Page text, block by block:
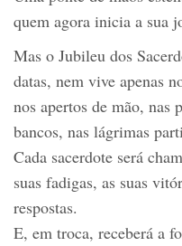
quem agora inicia a sua
Mas o Jubileu dos
datas, nem vive apenas
nos apertos de mão, nas
bancos, nas lágrimas
Cada sacerdote será
suas fadigas, as suas
respostas.
E, em troca, receberá a